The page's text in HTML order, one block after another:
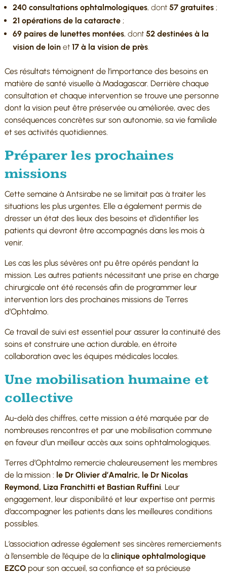
240 consultations ophtalmologiques, dont 57 gratuites;
21 opérations de la cataracte;
69 paires de lunettes montées, dont 52 destinées à la
vision de loinet 17 à la vision de près.
Ces résultats témoignent de l’importance des besoins en
matière de santé visuelle à Madagascar. Derrière chaque
consultation et chaque intervention se trouve une personne
dont la vision peut être préservée ou améliorée, avec des
conséquences concrètes sur son autonomie, sa vie familiale
et ses activités quotidiennes.
Préparer les prochaines
missions
Cette semaine à Antsirabe ne se limitait pas à traiter les
situations les plus urgentes. Elle a également permis de
dresser un état des lieux des besoins et d’identifier les
patients qui devront être accompagnés dans les mois à
venir.
Les cas les plus sévères ont pu être opérés pendant la
mission. Les autres patients nécessitant une prise en charge
chirurgicale ont été recensés afin de programmer leur
intervention lors des prochaines missions de Terres
d’Ophtalmo.
Ce travail de suivi est essentiel pour assurer la continuité des
soins et construire une action durable, en étroite
collaboration avec les équipes médicales locales.
Une mobilisation humaine et
collective
Au-delà des chiffres, cette mission a été marquée par de
nombreuses rencontres et par une mobilisation commune
en faveur d’un meilleur accès aux soins ophtalmologiques.
Terres d’Ophtalmo remercie chaleureusement les membres
de la mission : le Dr Olivier d’Amalric, le Dr Nicolas
Reymond, Liza Franchitti et Bastian Ruffini. Leur
engagement, leur disponibilité et leur expertise ont permis
d’accompagner les patients dans les meilleures conditions
possibles.
L’association adresse également ses sincères remerciements
à l’ensemble de l’équipe de la clinique ophtalmologique
EZCOpour son accueil, sa confiance et sa précieuse